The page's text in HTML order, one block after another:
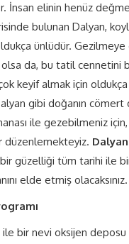
İnsan elinin henüz
bulunan Dalyan,
ünlüdür.
da, bu tatil cennetini
keyif almak için
gibi doğanın cömert
ile gezebilmeniz
düzenlemekteyiz.
güzelliği tüm tarihi ile
elde etmiş olacaksınız.
ile bir nevi oksijen